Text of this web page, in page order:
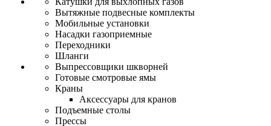
Вытяжные подвесные комплекты
Мобильные установки
Насадки газоприемные
Переходники
Шланги
Выпрессовщики шкворней
Готовые смотровые ямы
Краны
Аксессуары для кранов
Подъемные столы
Прессы